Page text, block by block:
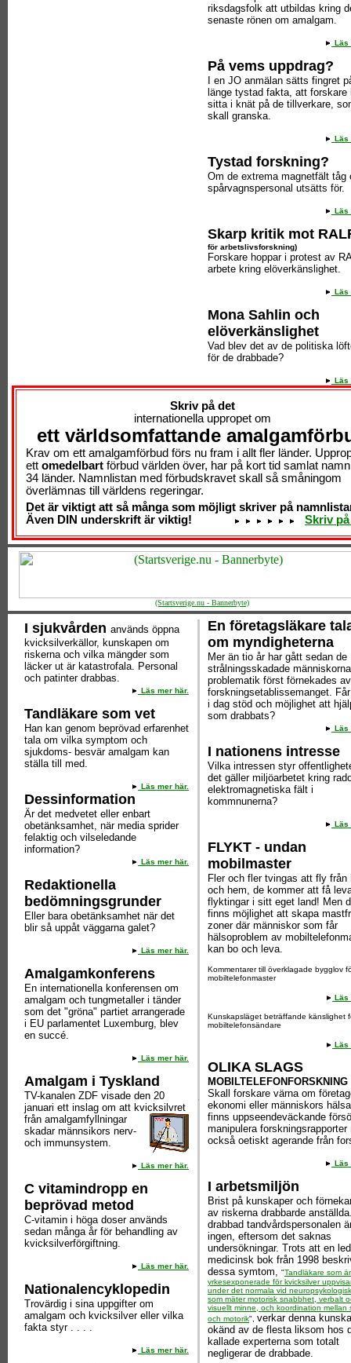
riksdagsfolk att utbildas kring
senaste rönen om amalgam.
Läs
På vems uppdrag?
I en JO anmälan sätts fingret
länge tystad fakta, att forskare
sitta i knät på de tillverkare,
skall granska.
Läs
Tystad forskning?
Om de extrema magnetfält tåg
spårvagnspersonal utsätts för.
Läs
Skarp kritik mot
för arbetslivsforskning)
Forskare hoppar i protest av
arbete kring elöverkänslighet.
Läs
Mona Sahlin och
elöverkänslighet
Vad blev det av de politiska
för de drabbade?
Läs
Skriv på det
internationella uppropet om
ett världsomfattande
Krav om ett amalgamförbud förs nu fram i allt fler länder.
ett omedelbart förbud världen över, har på kort tid samlat
34 länder. Namnlistan med förbudskravet skall så småningom
överlämnas till världens regeringar.
Det är viktigt att så många som möjligt skriver på
Även DIN underskrift är viktig!
Skriv
(Startsverige.nu - Bannerbyte)
I sjukvården används öppna
kvicksilverkällor, kunskapen om
riskerna och vilka mängder som
läcker ut är katastrofala. Personal
och patinter drabbas.
Läs mer här.
Tandläkare som vet
Han kan genom beprövad erfarenhet
tala om vilka symptom och
sjukdoms- besvär amalgam kan
ställa till med.
Läs mer här.
Dessinformation
Är det medvetet eller enbart
obetänksamhet, när media sprider
felaktig och vilseledande
information?
Läs mer här.
Redaktionella
bedömningsgrunder
Eller bara obetänksamhet när det
blir så uppåt väggarna galet?
Läs mer här.
Amalgamkonferens
En internationella konferensen om
amalgam och tungmetaller i tänder
som det "gröna" partiet arrangerade
i EU parlamentet Luxemburg, blev
en succé.
Läs mer här.
Amalgam i Tyskland
TV-kanalen ZDF visade den 20
januari ett inslag om att kvicksilvret
från amalgamfyllningar
skadar männsikors nerv-
och immunsystem.
Läs mer här.
C vitamindropp en
beprövad metod
C-vitamin i höga doser används
sedan många år för behandling av
kvicksilverförgiftning.
Läs mer här.
Nationalencyklopedin
Trovärdig i sina uppgifter om
amalgam och kvicksilver eller vilka
fakta styr . . . .
Läs mer här.
En företagsläkare
om myndigheterna
Mer än tio år har gått sedan de
strålningsskadade
problematik först förnekades av
forskningsetablissemanget.
i dag stöd och möjlighet att
som drabbats?
Läs
I nationens intresse
Vilka intressen styr
det gäller miljöarbetet kring
elektromagnetiska fält i
kommnunerna?
Läs
FLYKT - undan
mobilmaster
Fler och fler tvingas att fly från
och hem, de kommer att få
flyktingar i sitt eget land! Men
finns möjlighet att skapa
zoner där människor som får
hälsoproblem av
kan bo och leva.
Kommentarer till överklagade bygglov
mobiltelefonmaster
Läs
Kunskapsläget beträffande känslighet
mobiltelefonsändare
Läs
OLIKA SLAGS
MOBILTELEFONFORSKNING
Skall forskare värna om
ekonomi eller människors
finns uppseendeväckande
manipulera forskningsrapporter
också oetiskt agerande från
Läs
I arbetsmiljön
Brist på kunskaper och
av riskerna drabbarde
drabbad tandvårdspersonalen
ingen, eftersom det saknas
undersökningar. Trots att en
medicinsk bok från 1998
dessa symtom, "Tandläkare som är
yrkesexponerade för kvicksilver
under det normala vid
som mäter motorisk snabbhet, verbalt
visuellt minne, och koordination mellan
och motorik", verkar denna
okänd av de flesta liksom hos
kallade experterna som totalt
negligerar de drabbade.